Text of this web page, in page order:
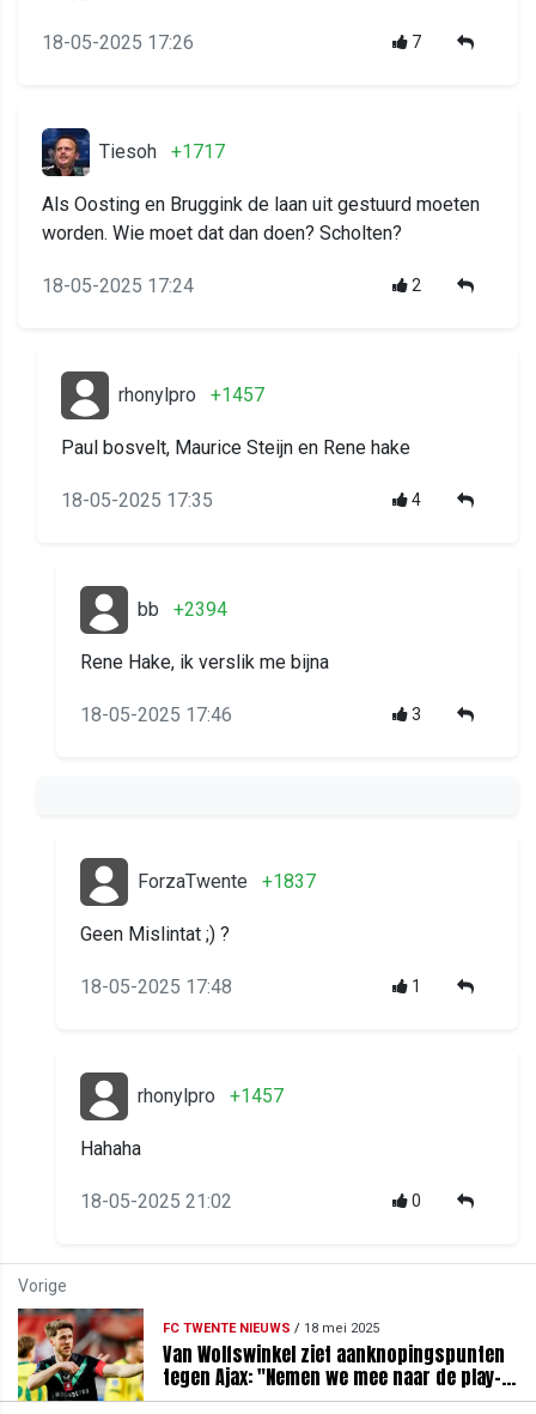
18-05-2025 17:26 7
Tiesoh +1717
Als Oosting en Bruggink de laan uit gestuurd moeten
worden. Wie moet dat dan doen? Scholten?
18-05-2025 17:24 2
rhonylpro +1457
Paul bosvelt, Maurice Steijn en Rene hake
18-05-2025 17:35 4
bb +2394
Rene Hake, ik verslik me bijna
18-05-2025 17:46 3
ForzaTwente +1837
Geen Mislintat ;) ?
18-05-2025 17:48 1
rhonylpro +1457
Hahaha
18-05-2025 21:02 0
Vorige
FC TWENTE NIEUWS / 18 mei 2025
Van Wolfswinkel ziet aanknopingspunten
tegen Ajax: "Nemen we mee naar de play-
offs"
20